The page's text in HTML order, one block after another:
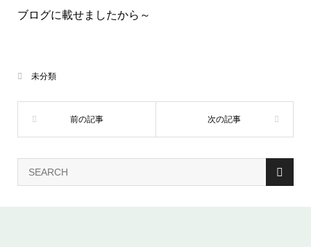
ブログに載せましたから～
未分類